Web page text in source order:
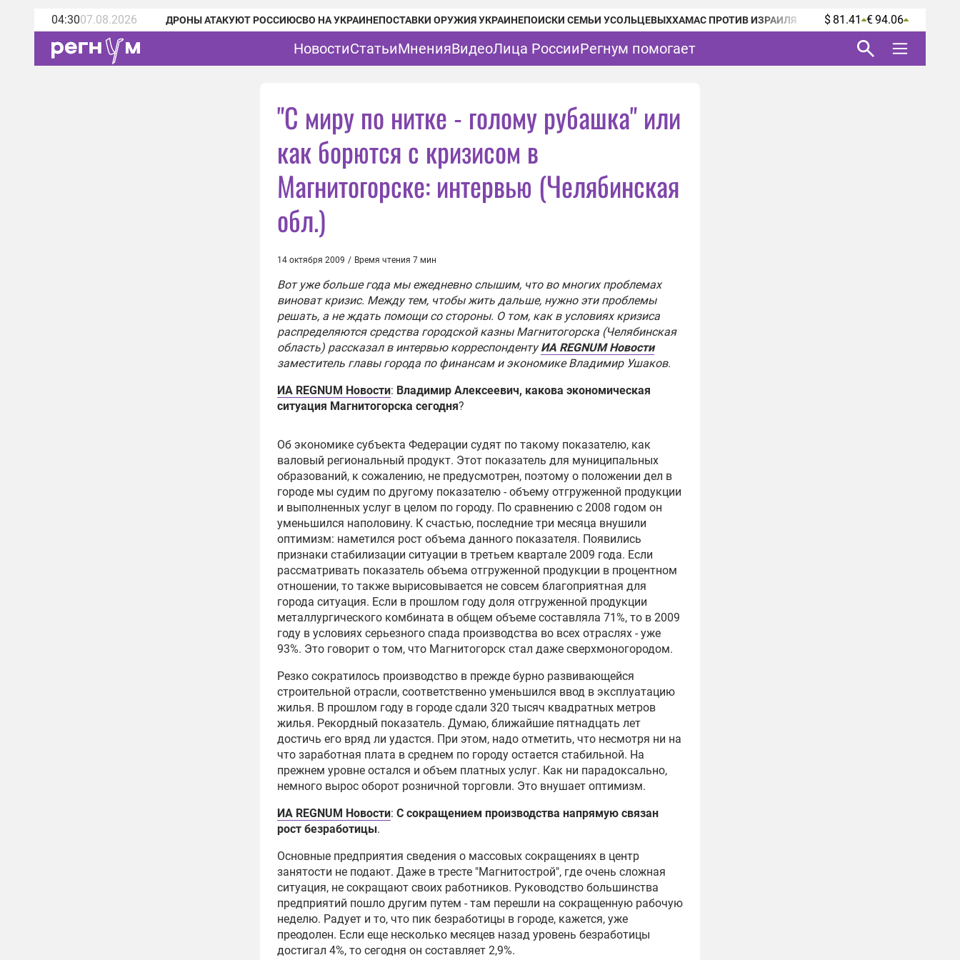
04:3007.08.2026 ДРОНЫ АТАКУЮТ РОССИЮСВО НА УКРАИНЕПОСТАВКИ ОРУЖИЯ УКРАИНЕПОИСКИ СЕМЬИ УСОЛЬЦЕВЫХХАМАС ПРОТИВ ИЗРАИЛЯ $ 81.41 € 94.06
НовостиСтатьиМненияВидеоЛица РоссииРегнум помогает
"С миру по нитке - голому рубашка" или
как борются с кризисом в
Магнитогорске: интервью (Челябинская
обл.)
14 октября 2009 / Время чтения 7 мин
Вот уже больше года мы ежедневно слышим, что во многих проблемах
виноват кризис. Между тем, чтобы жить дальше, нужно эти проблемы
решать, а не ждать помощи со стороны. О том, как в условиях кризиса
распределяются средства городской казны Магнитогорска (Челябинская
область) рассказал в интервью корреспондентуИА REGNUM Новости
заместитель главы города по финансам и экономикеВладимир Ушаков.
ИА REGNUM Новости: Владимир Алексеевич, какова экономическая
ситуация Магнитогорска сегодня?
Об экономике субъекта Федерации судят по такому показателю, как
валовый региональный продукт. Этот показатель для муниципальных
образований, к сожалению, не предусмотрен, поэтому о положении дел в
городе мы судим по другому показателю - объему отгруженной продукции
и выполненных услуг в целом по городу. По сравнению с 2008 годом он
уменьшился наполовину. К счастью, последние три месяца внушили
оптимизм: наметился рост объема данного показателя. Появились
признаки стабилизации ситуации в третьем квартале 2009 года. Если
рассматривать показатель объема отгруженной продукции в процентном
отношении, то также вырисовывается не совсем благоприятная для
города ситуация. Если в прошлом году доля отгруженной продукции
металлургического комбината в общем объеме составляла 71%, то в 2009
году в условиях серьезного спада производства во всех отраслях - уже
93%. Это говорит о том, что Магнитогорск стал даже сверхмоногородом.
Резко сократилось производство в прежде бурно развивающейся
строительной отрасли, соответственно уменьшился ввод в эксплуатацию
жилья. В прошлом году в городе сдали 320 тысяч квадратных метров
жилья. Рекордный показатель. Думаю, ближайшие пятнадцать лет
достичь его вряд ли удастся. При этом, надо отметить, что несмотря ни на
что заработная плата в среднем по городу остается стабильной. На
прежнем уровне остался и объем платных услуг. Как ни парадоксально,
немного вырос оборот розничной торговли. Это внушает оптимизм.
ИА REGNUM Новости: С сокращением производства напрямую связан
рост безработицы.
Основные предприятия сведения о массовых сокращениях в центр
занятости не подают. Даже в тресте "Магнитострой", где очень сложная
ситуация, не сокращают своих работников. Руководство большинства
предприятий пошло другим путем - там перешли на сокращенную рабочую
неделю. Радует и то, что пик безработицы в городе, кажется, уже
преодолен. Если еще несколько месяцев назад уровень безработицы
достигал 4%, то сегодня он составляет 2,9%.